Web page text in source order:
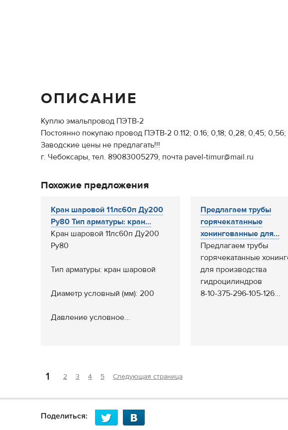
ОПИСАНИЕ
Куплю эмальпровод ПЭТВ-2
Постоянно покупаю провод ПЭТВ-2 0.112; 0.16; 0,18; 0,28; 0,45; 0,56;
Заводские цены не предлагать!!!
г. Чебоксары, тел. 89083005279, почта pavel-timur@mail.ru
Похожие предложения
Кран шаровой 11лс60п Ду200
Ру80 Тип арматуры: кран...
Кран шаровой 11лс60п Ду200
Ру80
Тип арматуры: кран шаровой
Диаметр условный (мм): 200
Давление условное...
Предлагаем трубы
горячекатанные
хонингованные для...
Предлагаем трубы
горячекатанные
для производства
гидроцилиндров
8-10-375-296-105-126...
1 2 3 4 5 Следующая страница
Поделиться: